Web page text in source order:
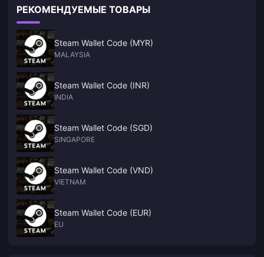
РЕКОМЕНДУЕМЫЕ ТОВАРЫ
Steam Wallet Code (MYR)
MALAYSIA
Steam Wallet Code (INR)
INDIA
Steam Wallet Code (SGD)
SINGAPORE
Steam Wallet Code (VND)
VIETNAM
Steam Wallet Code (EUR)
EU